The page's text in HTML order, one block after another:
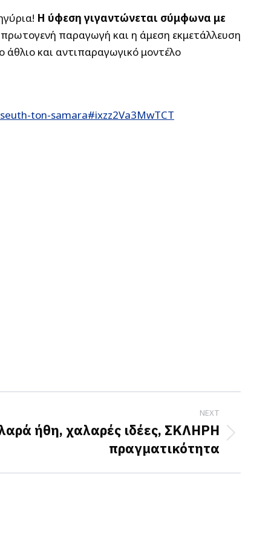
Η ύφεση γιγαντώνεται σύμφωνα με
παραγωγή και η άμεση εκμετάλλευση
και αντιπαραγωγικό μοντέλο
ton-samara#ixzz2Va3MwTCT
NEXT
ήθη, χαλαρές ιδέες, ΣΚΛΗΡΗ
πραγματικότητα